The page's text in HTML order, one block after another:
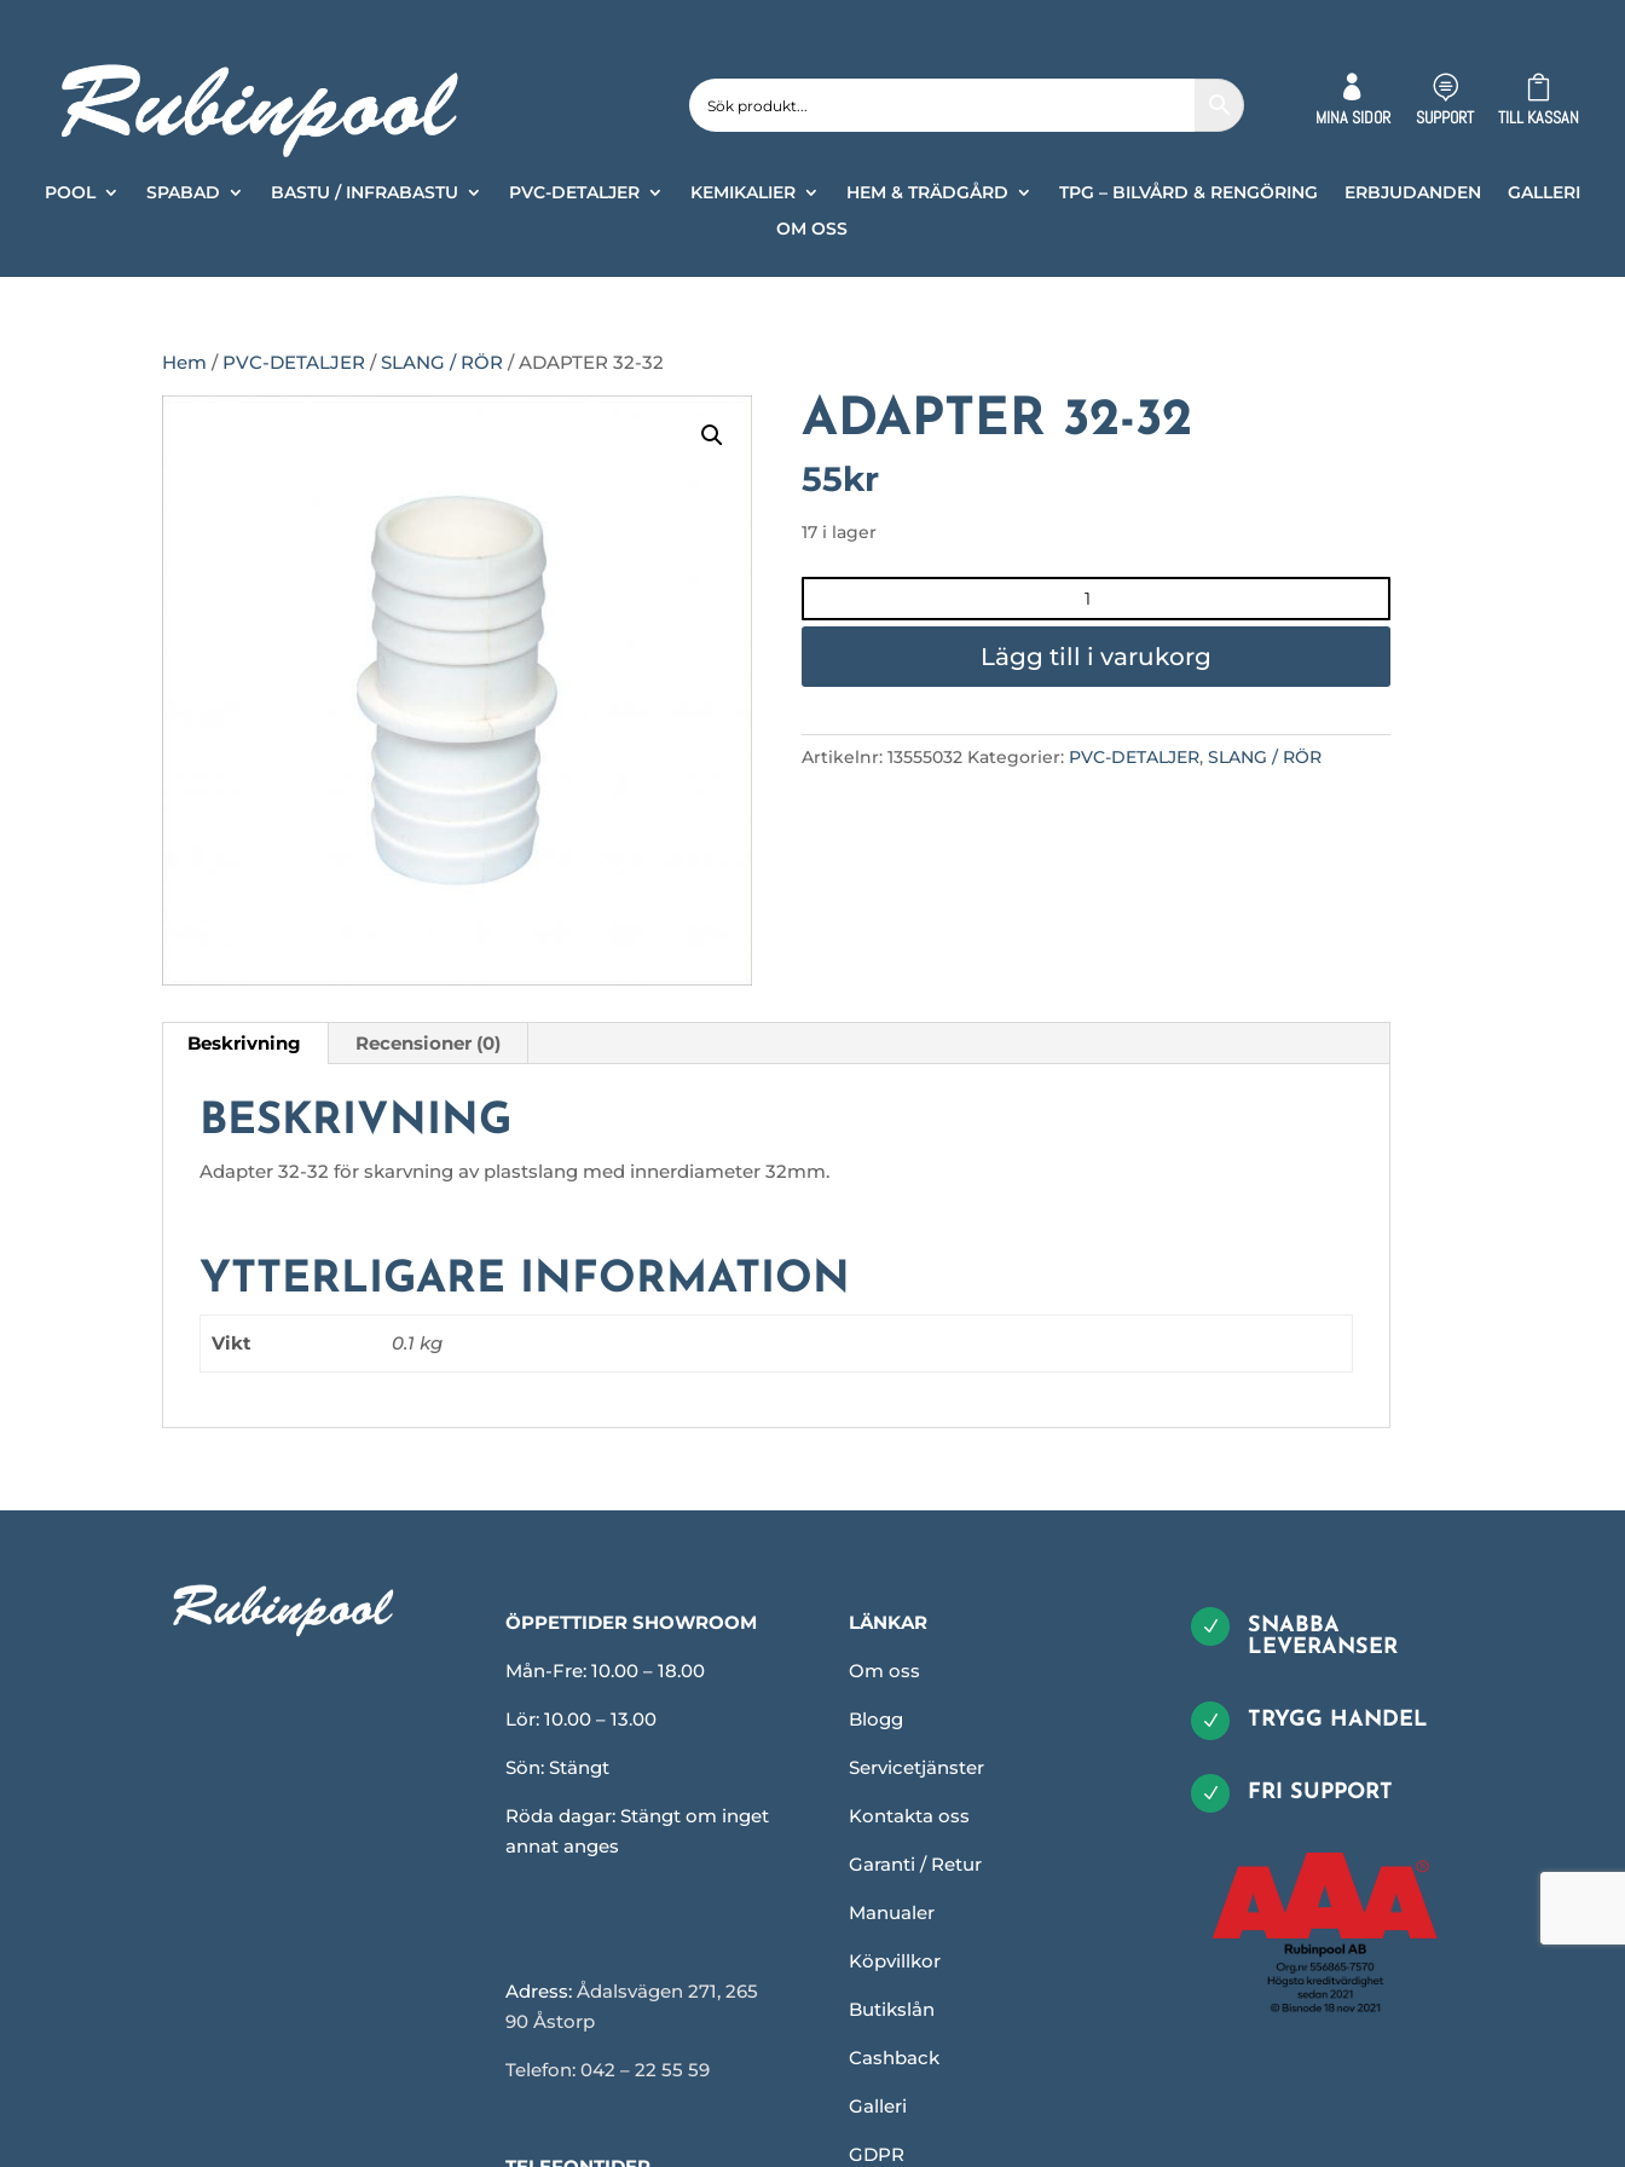

MINA SIDOR

SUPPORT

TILL KASSAN
POOL SPABAD BASTU / INFRABASTU PVC-DETALJER KEMIKALIER HEM & TRÄDGÅRD TPG – BILVÅRD & RENGÖRING ERBJUDANDEN
GALLERI
OM OSS
Hem / PVC-DETALJER /SLANG / RÖR / ADAPTER 32-32
ADAPTER 32-32
55kr
17 i lager
32-
mängd
Lägg till i varukorg
Artikelnr: 13555032 Kategorier: PVC-DETALJER, SLANG / RÖR
Beskrivning Recensioner (0)
BESKRIVNING
Adapter 32-32 för skarvning av plastslang med innerdiameter 32mm.
YTTERLIGARE INFORMATION
Vikt 0.1 kg
ÖPPETTIDER SHOWROOM
Mån-Fre: 10.00 – 18.00
Lör: 10.00 – 13.00
Sön: Stängt
Röda dagar: Stängt om inget
annat anges
Adress: Ådalsvägen 271, 265
90 Åstorp
Telefon: 042 – 22 55 59
LÄNKAR
Om oss
Blogg
Servicetjänster
Kontakta oss
Garanti / Retur
Manualer
Köpvillkor
Butikslån
Cashback
Galleri
GDPR
N
SNABBA
LEVERANSER
N TRYGG HANDEL
N FRI SUPPORT